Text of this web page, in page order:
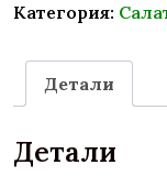
Категория:
Детали
Детали